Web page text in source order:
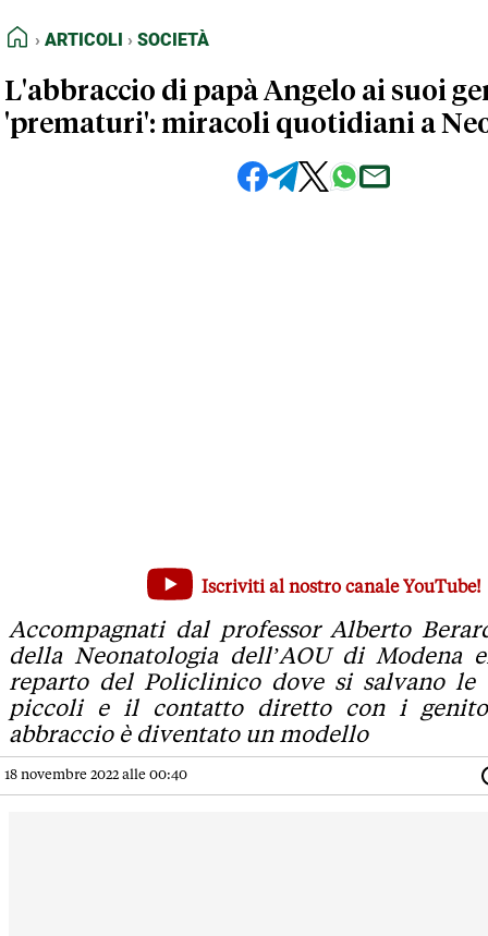
FEED RSS
NORMATIVE DEONTOLOGICHE
TERMINI e CONDIZIONI
HOME
ARTICOLI SOCIETÀ
L'abbraccio di papà Angelo ai suoi
'prematuri': miracoli quotidiani a
L'abbraccio di papà Angelo ai suoi gemellini 'prematuri':
Iscriviti al nostro canale YouTube!
Accompagnati dal professor Alberto
della Neonatologia dell’AOU di Modena
reparto del Policlinico dove si salvano
piccoli e il contatto diretto con i
abbraccio è diventato un modello
18 novembre 2022 alle 00:40